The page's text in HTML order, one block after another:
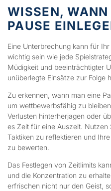
WISSEN,
PAUSE
Eine Unterbrechung kann für
wichtig sein wie jede
Müdigkeit und beeinträchtigter
unüberlegte Einsätze zur Folge
Zu erkennen, wann man eine
um wettbewerbsfähig zu
Verlusten hinterherjagen oder
es Zeit für eine Auszeit. Nutzen
Taktiken zu reflektieren und
zu bewerten.
Das Festlegen von Zeitlimits
und die Konzentration zu
erfrischen nicht nur den Geist,